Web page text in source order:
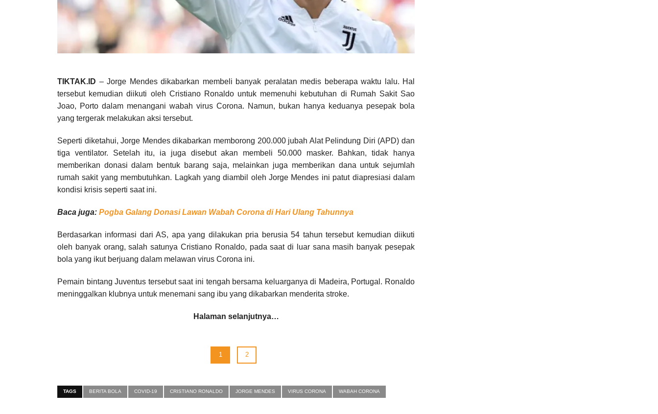
TIKTAK.ID – Jorge Mendes dikabarkan membeli banyak peralatan medis beberapa waktu lalu. Hal
tersebut kemudian diikuti oleh Cristiano Ronaldo untuk memenuhi kebutuhan di Rumah Sakit Sao
Joao, Porto dalam menangani wabah virus Corona. Namun, bukan hanya keduanya pesepak bola
yang tergerak melakukan aksi tersebut.
Seperti diketahui, Jorge Mendes dikabarkan memborong 200.000 jubah Alat Pelindung Diri (APD) dan
tiga ventilator. Setelah itu, ia juga disebut akan membeli 50.000 masker. Bahkan, tidak hanya
memberikan donasi dalam bentuk barang saja, melainkan juga memberikan dana untuk sejumlah
rumah sakit yang membutuhkan. Lagkah yang diambil oleh Jorge Mendes ini patut diapresiasi dalam
kondisi krisis seperti saat ini.
Baca juga: Pogba Galang Donasi Lawan Wabah Corona di Hari Ulang Tahunnya
Berdasarkan informasi dari AS, apa yang dilakukan pria berusia 54 tahun tersebut kemudian diikuti
oleh banyak orang, salah satunya Cristiano Ronaldo, pada saat di luar sana masih banyak pesepak
bola yang ikut berjuang dalam melawan virus Corona ini.
Pemain bintang Juventus tersebut saat ini tengah bersama keluarganya di Madeira, Portugal. Ronaldo
meninggalkan klubnya untuk menemani sang ibu yang dikabarkan menderita stroke.
Halaman selanjutnya…
1 2
TAGS BERITA BOLA COVID-19 CRISTIANO RONALDO JORGE MENDES VIRUS CORONA WABAH CORONA